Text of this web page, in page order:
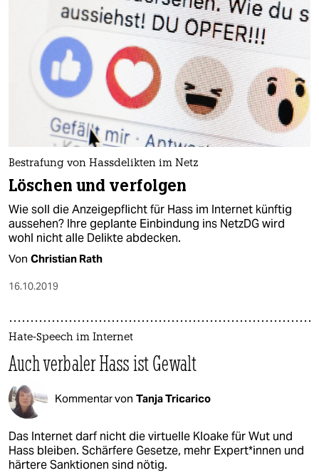
Bestrafung von Hassdelikten im Netz
Löschen und verfolgen
Wie soll die Anzeigepflicht für Hass im Internet künftig
aussehen? Ihre geplante Einbindung ins NetzDG wird
wohl nicht alle Delikte abdecken.
Von Christian Rath
16.10.2019
Hate-Speech im Internet
Auch verbaler Hass ist Gewalt
Kommentar von Tanja Tricarico
Das Internet darf nicht die virtuelle Kloake für Wut und
Hass bleiben. Schärfere Gesetze, mehr Ex­per­t*in­nen und
härtere Sanktionen sind nötig.